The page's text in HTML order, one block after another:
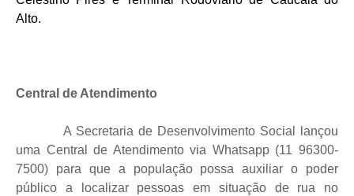
Alto.
Central de Atendimento
A Secretaria de Desenvolvimento Social lançou
uma Central de Atendimento via Whatsapp (11 96300-
7500) para que a população possa auxiliar o poder
público a localizar pessoas em situação de rua no